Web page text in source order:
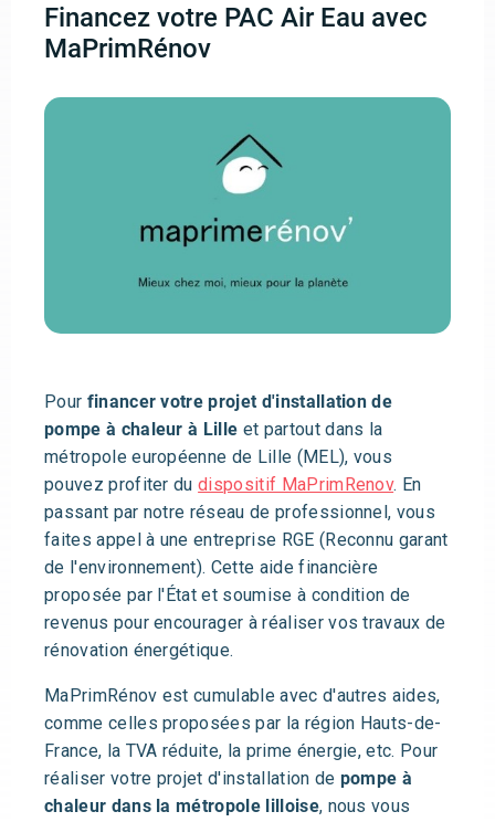
Financez votre PAC Air Eau avec
MaPrimRénov
Pour financer votre projet d'installation de
pompe à chaleur à Lille et partout dans la
métropole européenne de Lille (MEL), vous
pouvez profiter dudispositif MaPrimRenov. En
passant par notre réseau de professionnel, vous
faites appel à une entreprise RGE (Reconnu garant
de l'environnement). Cette aide financière
proposée par l'État et soumise à condition de
revenus pour encourager à réaliser vos travaux de
rénovation énergétique.
MaPrimRénov est cumulable avec d'autres aides,
comme celles proposées par la région Hauts-de-
France, la TVA réduite, la prime énergie, etc. Pour
réaliser votre projet d'installation de pompe à
chaleur dans la métropole lilloise, nous vous